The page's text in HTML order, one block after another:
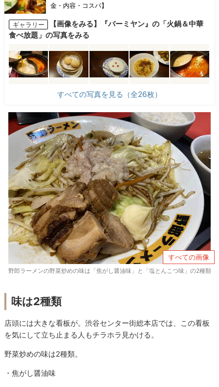
金・内容・コスパ】
ギャラリー
【画像をみる】『バーミヤン』の「火鍋＆中華
食べ放題」の写真をみる
すべての写真を見る（全26枚）
すべての画像
野郎ラーメンの野菜炒めの味は「焦がし醤油味」と「塩とんこつ味」の2種類
味は2種類
店頭には大きな看板が。渋谷センター街総本店では、この看板
を気にして立ち止まる人もチラホラ見かける。
野菜炒めの味は2種類。
・焦がし醤油味